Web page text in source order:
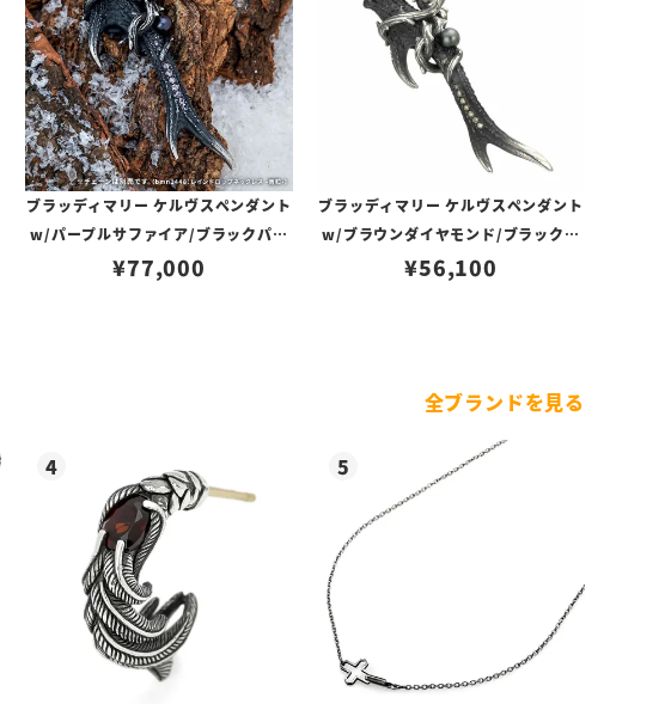
ブラッディマリー ケルヴスペンダント
w/パープルサファイア/ブラックパー
ル（淡水）
¥77,000
ブラッディマリー ケルヴスペンダント
w/ブラウンダイヤモンド/ブラックパ
ール（淡水）
¥56,100
全ブランドを見る